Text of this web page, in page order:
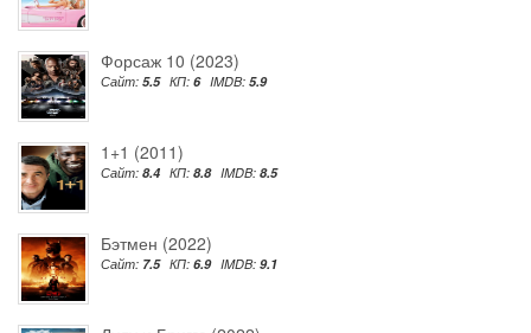
Форсаж 10 (2023)
Сайт: 5.5 КП: 6 IMDB: 5.9
1+1 (2011)
Сайт: 8.4 КП: 8.8 IMDB: 8.5
Бэтмен (2022)
Сайт: 7.5 КП: 6.9 IMDB: 9.1